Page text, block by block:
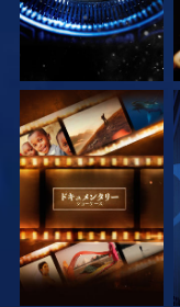
シリーズを探求